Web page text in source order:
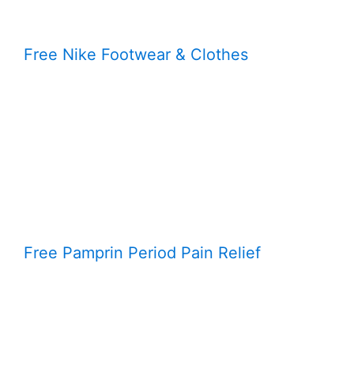
Free Nike Footwear & Clothes
Free Pamprin Period Pain Relief